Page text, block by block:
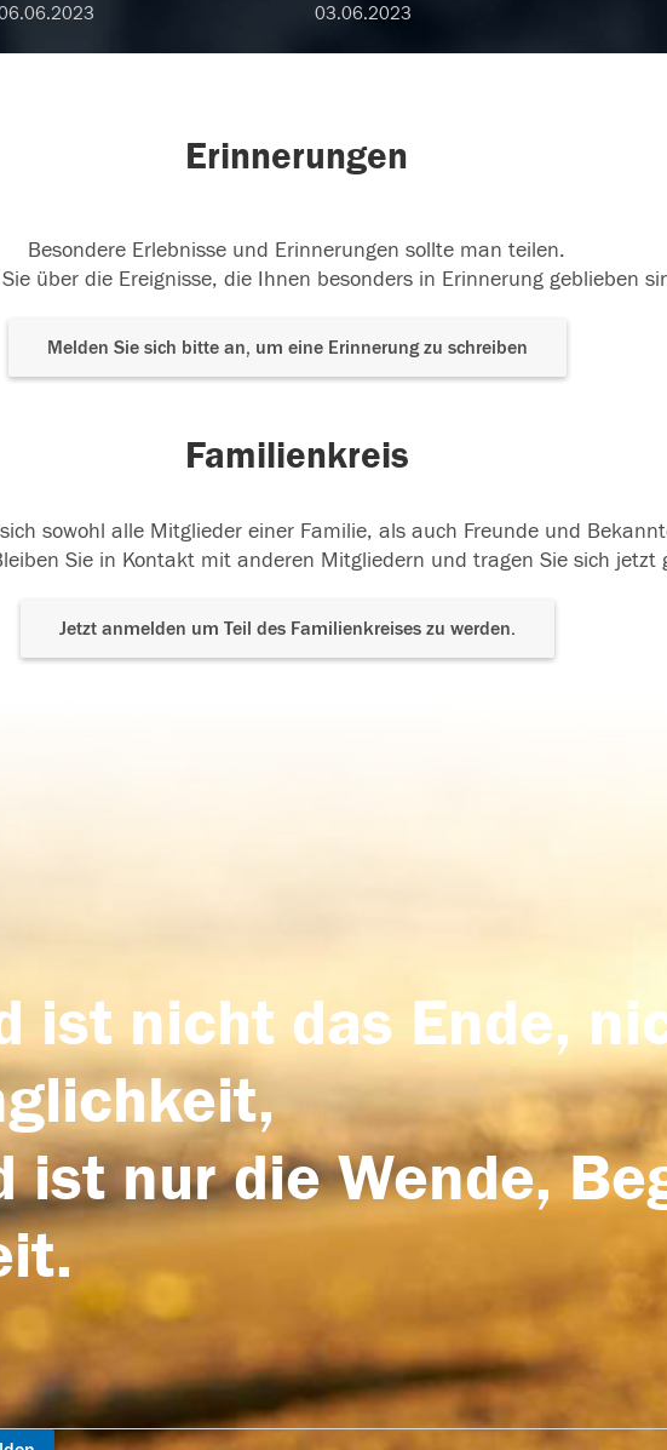
03.06.2023
Erinnerungen
Besondere Erlebnisse und Erinnerungen sollte man teilen.
über die Ereignisse, die Ihnen besonders in Erinnerung geblieben
Melden Sie sich bitte an, um eine Erinnerung zu schreiben
Familienkreis
sowohl alle Mitglieder einer Familie, als auch Freunde und
Sie in Kontakt mit anderen Mitgliedern und tragen Sie sich jetzt
Jetzt anmelden um Teil des Familienkreises zu werden.
ist nicht das Ende,
ist nur die Wende,